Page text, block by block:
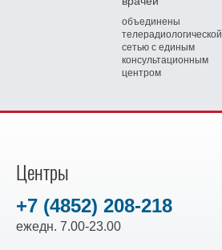
объединены
телерадиологической
сетью с единым
консультационным
центром
Центры
+7 (4852) 208-218
ежедн. 7.00-23.00